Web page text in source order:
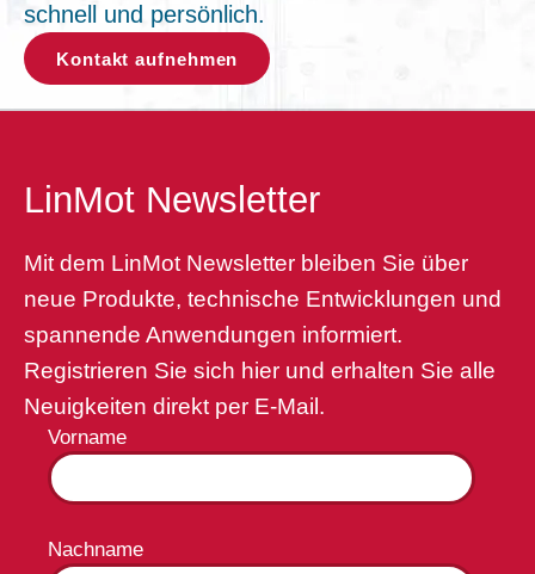
schnell und persönlich.
Kontakt aufnehmen
LinMot Newsletter
Mit dem LinMot Newsletter bleiben Sie über
neue Produkte, technische Entwicklungen und
spannende Anwendungen informiert.
Registrieren Sie sich hier und erhalten Sie alle
Neuigkeiten direkt per E-Mail.
Vorname
Nachname